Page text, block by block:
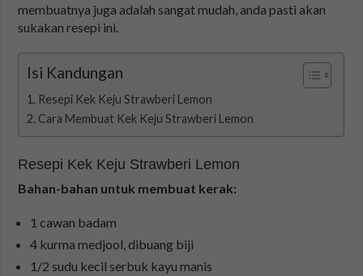
membuatnya juga adalah sangat mudah, anda pasti akan
sukakan resepi ini.
Isi Kandungan
Resepi Kek Keju Strawberi Lemon
Cara Membuat Kek Keju Strawberi Lemon
Resepi Kek Keju Strawberi Lemon
Bahan-bahan untuk membuat kerak:
1 cawan badam
4 kurma medjool, dibuang biji
1/2 sudu kecil serbuk kayu manis